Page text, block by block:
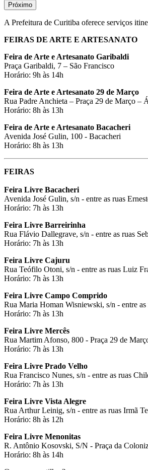
Próximo
A Prefeitura de Curitiba oferece serviços
FEIRAS DE ARTE E ARTESANATO
Feira de Arte e Artesanato Garibaldi
Praça Garibaldi, 7 – São Francisco
Horário: 9h às 14h
Feira de Arte e Artesanato 29 de Março
Rua Padre Anchieta – Praça 29 de Março –
Horário: 8h às 13h
Feira de Arte e Artesanato Bacacheri
Avenida José Gulin, 100 - Bacacheri
Horário: 8h às 13h
FEIRAS
Feira Livre Bacacheri
Avenida José Gulin, s/n - entre as ruas
Horário: 7h às 13h
Feira Livre Barreirinha
Rua Flávio Dallegrave, s/n - entre as ruas
Horário: 7h às 13h
Feira Livre Cajuru
Rua Teófilo Otoni, s/n - entre as ruas Luiz
Horário: 7h às 13h
Feira Livre Campo Comprido
Rua Maria Homan Wisniewski, s/n - entre
Horário: 7h às 13h
Feira Livre Mercês
Rua Martim Afonso, 800 - Praça 29 de
Horário: 7h às 13h
Feira Livre Prado Velho
Rua Francisco Nunes, s/n - entre as ruas
Horário: 7h às 13h
Feira Livre Vista Alegre
Rua Arthur Leinig, s/n - entre as ruas Irmã
Horário: 8h às 12h
Feira Livre Menonitas
R. Antônio Kosovski, S/N - Praça da
Horário: 8h às 14h